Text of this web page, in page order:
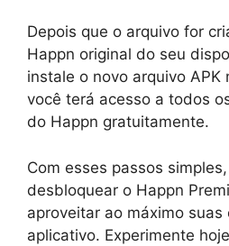
Depois que o arquivo for
Happn original do seu
instale o novo arquivo APK
você terá acesso a todos
do Happn gratuitamente.
Com esses passos
desbloquear o Happn
aproveitar ao máximo suas
aplicativo. Experimente